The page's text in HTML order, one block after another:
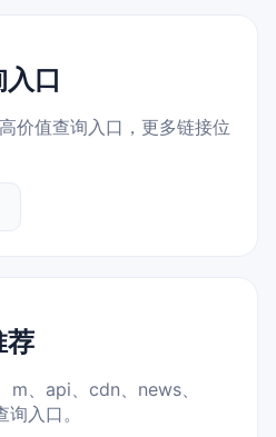
口
价值查询入口，更多链接位
荐
、api、cdn、news、
入口。